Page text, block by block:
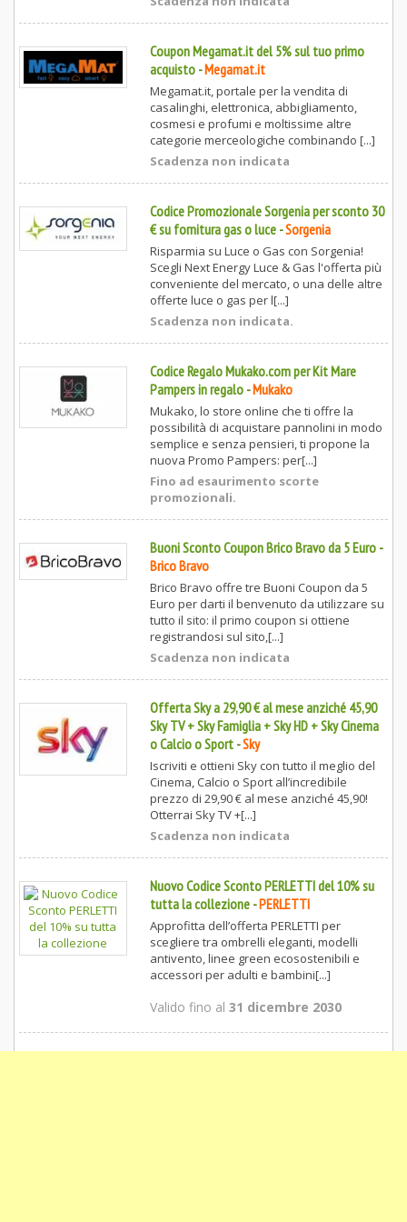
Coupon Megamat.it del 5% sul tuo primo
acquisto-Megamat.it
Megamat.it, portale per la vendita di
casalinghi, elettronica, abbigliamento,
cosmesi e profumi e moltissime altre
categorie merceologiche combinando [...]
Scadenza non indicata
Codice Promozionale Sorgenia per sconto 30
€ su fornitura gas o luce-Sorgenia
Risparmia su Luce o Gas con Sorgenia!
Scegli Next Energy Luce & Gas l'offerta più
conveniente del mercato, o una delle altre
offerte luce o gas per l[...]
Scadenza non indicata.
Codice Regalo Mukako.com per Kit Mare
Pampers in regalo-Mukako
Mukako, lo store online che ti offre la
possibilità di acquistare pannolini in modo
semplice e senza pensieri, ti propone la
nuova Promo Pampers: per[...]
Fino ad esaurimento scorte
promozionali.
Buoni Sconto Coupon Brico Bravo da 5 Euro-
Brico Bravo
Brico Bravo offre tre Buoni Coupon da 5
Euro per darti il benvenuto da utilizzare su
tutto il sito: il primo coupon si ottiene
registrandosi sul sito,[...]
Scadenza non indicata
Offerta Sky a 29,90 € al mese anziché 45,90
Sky TV + Sky Famiglia + Sky HD + Sky Cinema
o Calcio o Sport-Sky
Iscriviti e ottieni Sky con tutto il meglio del
Cinema, Calcio o Sport all’incredibile
prezzo di 29,90 € al mese anziché 45,90!
Otterrai Sky TV +[...]
Scadenza non indicata
Nuovo Codice Sconto PERLETTI del 10% su
tutta la collezione-PERLETTI
Approfitta dell’offerta PERLETTI per
scegliere tra ombrelli eleganti, modelli
antivento, linee green ecosostenibili e
accessori per adulti e bambini[...]
Valido fino al 31 dicembre 2030